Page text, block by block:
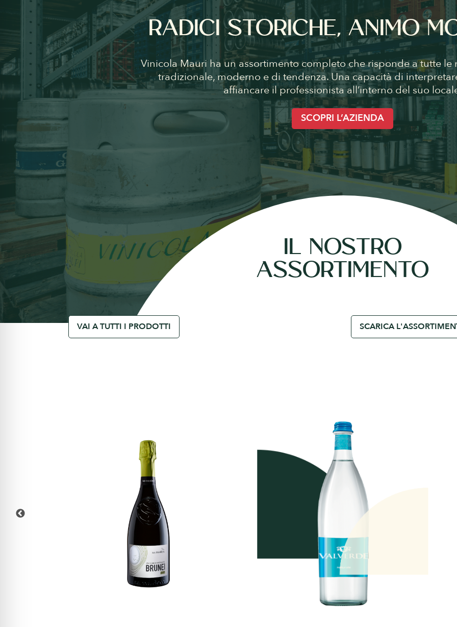
RADICI STORICHE, ANIMO
Vinicola Mauri ha un assortimento completo che risponde a tutte le
tradizionale, moderno e di tendenza. Una capacità di
affiancare il professionista all’interno del suo
SCOPRI L’AZIENDA
IL NOSTRO
ASSORTIMENTO
VAI A TUTTI I PRODOTTI SCARICA